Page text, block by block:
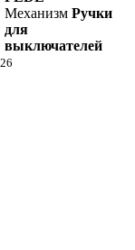
Механизм Ручки
для
выключателей